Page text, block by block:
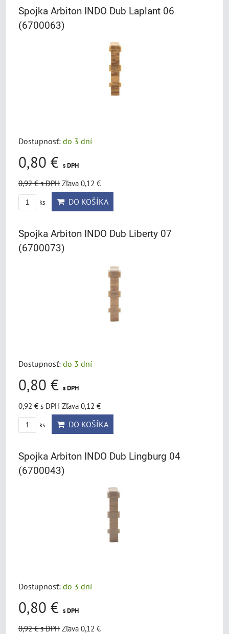
Spojka Arbiton INDO Dub Laplant 06
(6700063)
Dostupnosť: do 3 dní
0,80 € s DPH
0,92 €s DPH Zľava 0,12 €
ks DO KOŠÍKA
Spojka Arbiton INDO Dub Liberty 07
(6700073)
Dostupnosť: do 3 dní
0,80 € s DPH
0,92 €s DPH Zľava 0,12 €
ks DO KOŠÍKA
Spojka Arbiton INDO Dub Lingburg 04
(6700043)
Dostupnosť: do 3 dní
0,80 € s DPH
0,92 €s DPH Zľava 0,12 €